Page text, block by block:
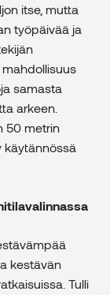
itse, mutta
työpäivää ja
samasta
arkeen.
50 metrin
käytännössä
kestävän
Tulli